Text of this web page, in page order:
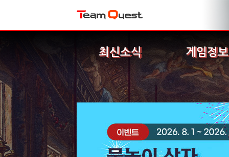
최신소식 게임정보